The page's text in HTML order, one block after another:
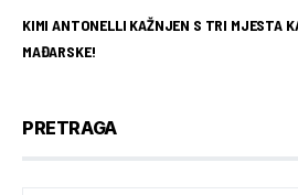
KIMI ANTONELLI KAŽNJEN S TRI MJESTA
MAĐARSKE!
PRETRAGA